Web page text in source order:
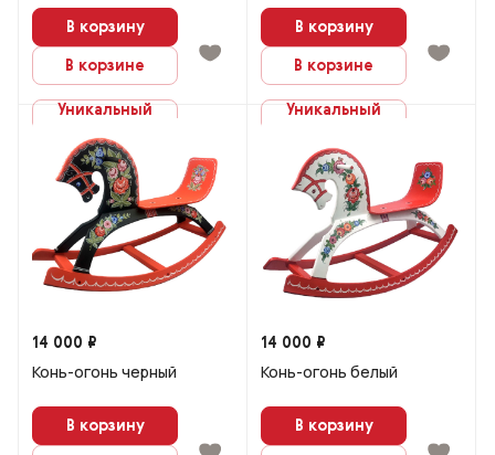
В корзину
В корзине
Уникальный
В корзину
В корзине
Уникальный
14 000 ₽
Конь-огонь черный
В корзину
14 000 ₽
Конь-огонь белый
В корзину